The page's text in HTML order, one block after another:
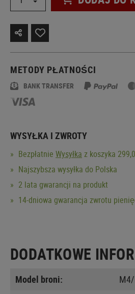
METODY PŁATNOŚCI
BANK TRANSFER
WYSYŁKA I ZWROTY
Bezpłatnie Wysyłka z koszyka
Najszybsza wysyłka do Polska
2 lata gwarancji na produkt
14-dniowa gwarancja zwrotu
DODATKOWE
Model broni: